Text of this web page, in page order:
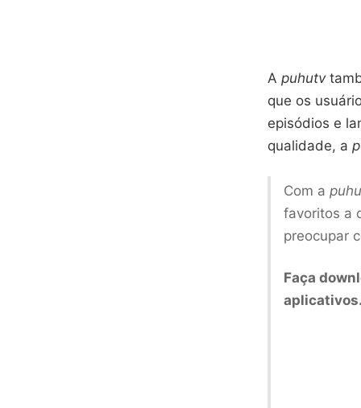
A puhutv
que os
episódios e
qualidade, a
Com a
favoritos a
preocupar
Faça
aplicativos.